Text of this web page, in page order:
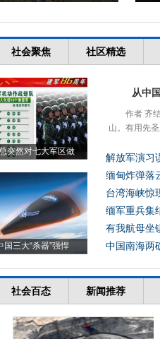
社会聚焦 社区精选
突然对七大军区做
国三大“杀器”强悍
从中
作者 齐
山。有用先
解放军演习
缅甸炸弹落
台湾海峡惊
缅军重兵集
有我航母坐
中国南海两
社会百态 新闻推荐